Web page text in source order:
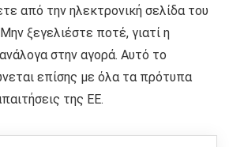
από την ηλεκτρονική σελίδα του
ξεγελιέστε ποτέ, γιατί η
στην αγορά. Αυτό το
επίσης με όλα τα πρότυπα
της ΕΕ.